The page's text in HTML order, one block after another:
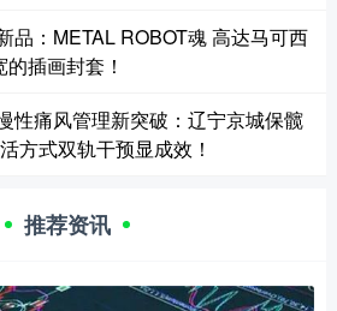
品：METAL ROBOT魂 高达马可西
插画封套！
性痛风管理新突破：辽宁京城保髋
方式双轨干预显成效！
推荐资讯